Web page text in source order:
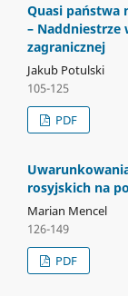
Quasi państwa
–
zagranicznej
Jakub Potulski
105-125
PDF
rosyjskich na
Marian Mencel
126-149
PDF